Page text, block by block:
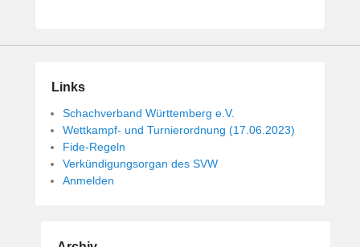
Links
Schachverband Württemberg e.V.
Wettkampf- und Turnierordnung (17.06.2023)
Fide-Regeln
Verkündigungsorgan des SVW
Anmelden